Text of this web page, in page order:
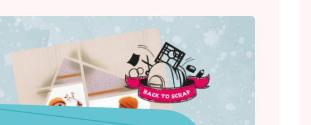
Notre équipe créative
Nos autres marques